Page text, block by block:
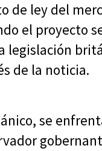
de ley del
el proyecto
de la noticia.
se